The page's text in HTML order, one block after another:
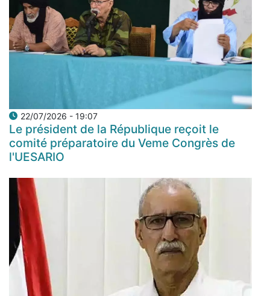
22/07/2026 - 19:07
Le président de la République reçoit le
comité préparatoire du Veme Congrès de
l'UESARIO